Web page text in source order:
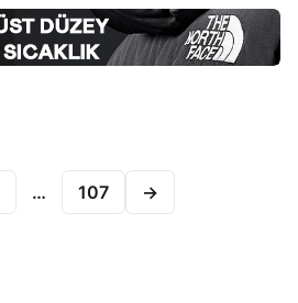
Yazı sayfalaması
… 107 →